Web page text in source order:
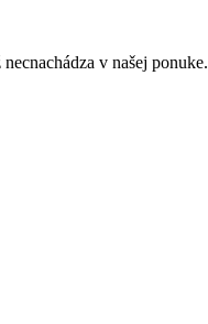
v našej ponuke.